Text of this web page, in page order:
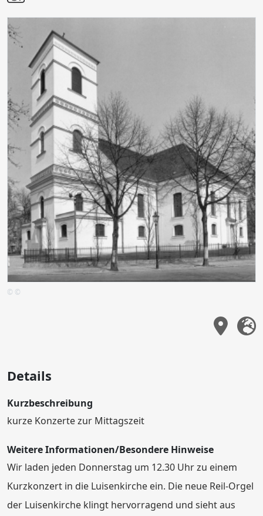
© ©
Details
Kurzbeschreibung
kurze Konzerte zur Mittagszeit
Weitere Informationen/Besondere Hinweise
Wir laden jeden Donnerstag um 12.30 Uhr zu einem
Kurzkonzert in die Luisenkirche ein. Die neue Reil-Orgel
der Luisenkirche klingt hervorragend und sieht aus